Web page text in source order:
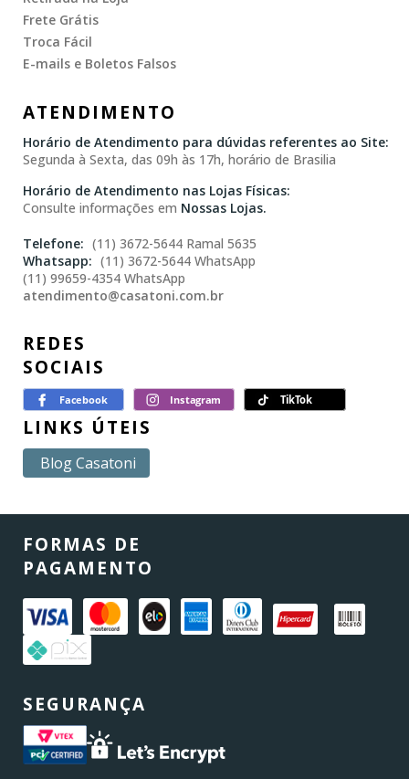
Frete Grátis
Troca Fácil
E-mails e Boletos Falsos
ATENDIMENTO
Horário de Atendimento para dúvidas referentes ao Site:
Segunda à Sexta, das 09h às 17h, horário de Brasilia
Horário de Atendimento nas Lojas Físicas:
Consulte informações em Nossas Lojas.
(11) 3672-5644 Ramal 5635
(11) 3672-5644 WhatsApp
(11) 99659-4354 WhatsApp
atendimento@casatoni.com.br
REDES
SOCIAIS
LINKS ÚTEIS
Blog Casatoni
FORMAS DE
PAGAMENTO
SEGURANÇA